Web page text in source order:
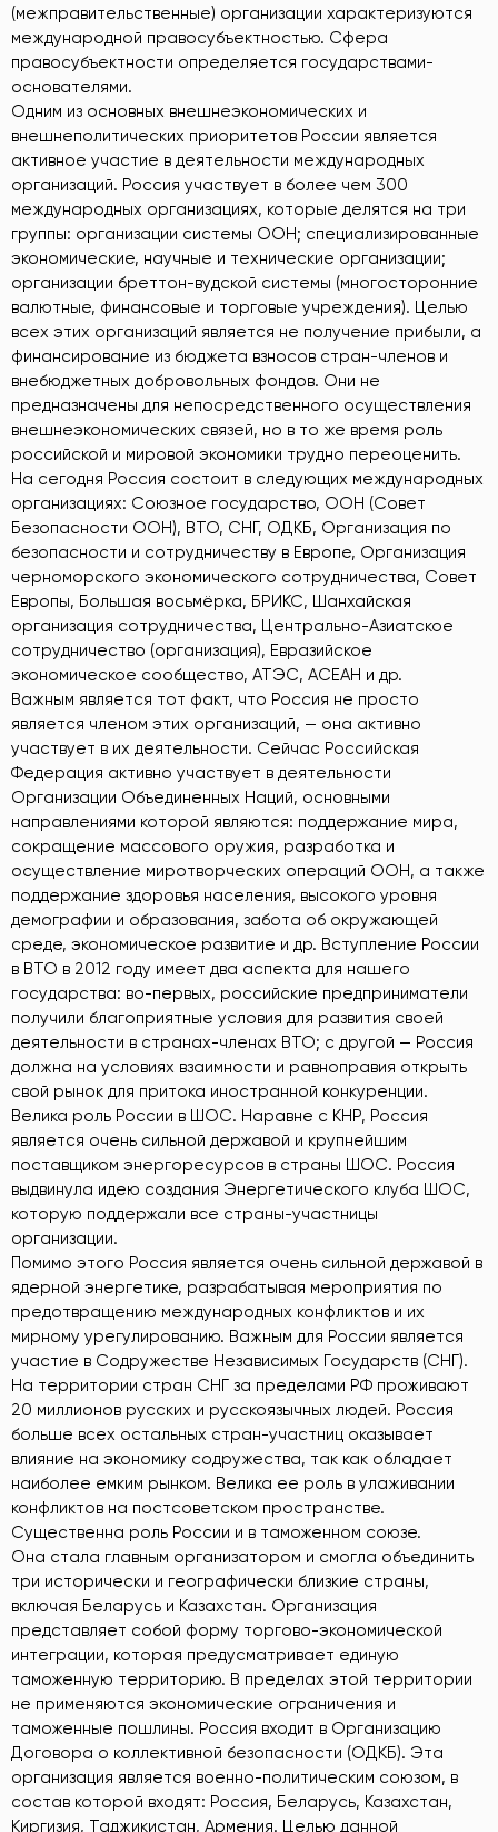
(межправительственные) организации характеризуются
международной правосубъектностью. Сфера
правосубъектности определяется государствами-
основателями.
Одним из основных внешнеэкономических и
внешнеполитических приоритетов России является
активное участие в деятельности международных
организаций. Россия участвует в более чем 300
международных организациях, которые делятся на три
группы: организации системы ООН; специализированные
экономические, научные и технические организации;
организации бреттон-вудской системы (многосторонние
валютные, финансовые и торговые учреждения). Целью
всех этих организаций является не получение прибыли, а
финансирование из бюджета взносов стран-членов и
внебюджетных добровольных фондов. Они не
предназначены для непосредственного осуществления
внешнеэкономических связей, но в то же время роль
российской и мировой экономики трудно переоценить.
На сегодня Россия состоит в следующих международных
организациях: Союзное государство, ООН (Совет
Безопасности ООН), ВТО, СНГ, ОДКБ, Организация по
безопасности и сотрудничеству в Европе, Организация
черноморского экономического сотрудничества, Совет
Европы, Большая восьмёрка, БРИКС, Шанхайская
организация сотрудничества, Центрально-Азиатское
сотрудничество (организация), Евразийское
экономическое сообщество, АТЭС, АСЕАН и др.
Важным является тот факт, что Россия не просто
является членом этих организаций, — она активно
участвует в их деятельности. Сейчас Российская
Федерация активно участвует в деятельности
Организации Объединенных Наций, основными
направлениями которой являются: поддержание мира,
сокращение массового оружия, разработка и
осуществление миротворческих операций ООН, а также
поддержание здоровья населения, высокого уровня
демографии и образования, забота об окружающей
среде, экономическое развитие и др. Вступление России
в ВТО в 2012 году имеет два аспекта для нашего
государства: во-первых, российские предприниматели
получили благоприятные условия для развития своей
деятельности в странах-членах ВТО; с другой — Россия
должна на условиях взаимности и равноправия открыть
свой рынок для притока иностранной конкуренции.
Велика роль России в ШОС. Наравне с КНР, Россия
является очень сильной державой и крупнейшим
поставщиком энергоресурсов в страны ШОС. Россия
выдвинула идею создания Энергетического клуба ШОС,
которую поддержали все страны-участницы
организации.
Помимо этого Россия является очень сильной державой в
ядерной энергетике, разрабатывая мероприятия по
предотвращению международных конфликтов и их
мирному урегулированию. Важным для России является
участие в Содружестве Независимых Государств (СНГ).
На территории стран СНГ за пределами РФ проживают
20 миллионов русских и русскоязычных людей. Россия
больше всех остальных стран-участниц оказывает
влияние на экономику содружества, так как обладает
наиболее емким рынком. Велика ее роль в улаживании
конфликтов на постсоветском пространстве.
Существенна роль России и в таможенном союзе.
Она стала главным организатором и смогла объединить
три исторически и географически близкие страны,
включая Беларусь и Казахстан. Организация
представляет собой форму торгово-экономической
интеграции, которая предусматривает единую
таможенную территорию. В пределах этой территории
не применяются экономические ограничения и
таможенные пошлины. Россия входит в Организацию
Договора о коллективной безопасности (ОДКБ). Эта
организация является военно-политическим союзом, в
состав которой входят: Россия, Беларусь, Казахстан,
Киргизия, Таджикистан, Армения. Целью данной